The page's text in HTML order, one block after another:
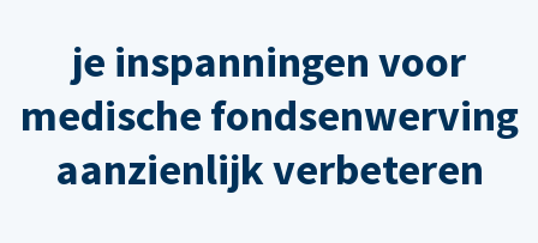
je inspanningen voor
medische fondsenwerving
aanzienlijk verbeteren